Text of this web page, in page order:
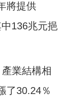
將提供
136兆元挹
業結構相
了30.24％